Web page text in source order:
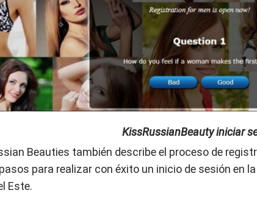
KissRussianBeauty iniciar
Beauties también describe el proceso de
para realizar con éxito un inicio de sesión en
Este.